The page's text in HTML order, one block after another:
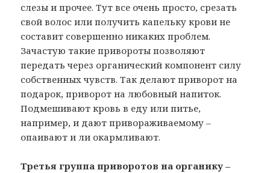
слезы и прочее. Тут все очень просто, срезать
свой волос или получить капельку крови не
составит совершенно никаких проблем.
Зачастую такие привороты позволяют
передать через органический компонент силу
собственных чувств. Так делают приворот на
подарок, приворот на любовный напиток.
Подмешивают кровь в еду или питье,
например, и дают привораживаемому –
опаивают и ли окармливают.
Третья группа приворотов на органику –